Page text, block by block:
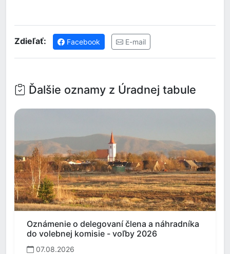
Zdieľať: Facebook E-mail
Ďalšie oznamy z Úradnej tabule
Oznámenie o delegovaní člena a náhradníka
do volebnej komisie - voľby 2026
07.08.2026